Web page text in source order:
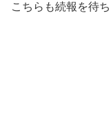
こちらも続報を待ち